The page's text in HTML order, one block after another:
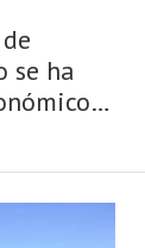
se ha
el